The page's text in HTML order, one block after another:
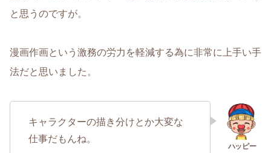
と思うのですが。
漫画作画という激務の労力を軽減する為に非常に上手い手
法だと思いました。
キャラクターの描き分けとか大変な
仕事だもんね。